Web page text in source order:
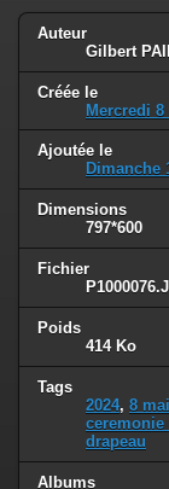
Auteur
Gilbert
Créée le
Mercredi 8
Ajoutée le
Dimanche
Dimensions
797*600
Fichier
Poids
414 Ko
Tags
2024, 8 mai
drapeau
Albums